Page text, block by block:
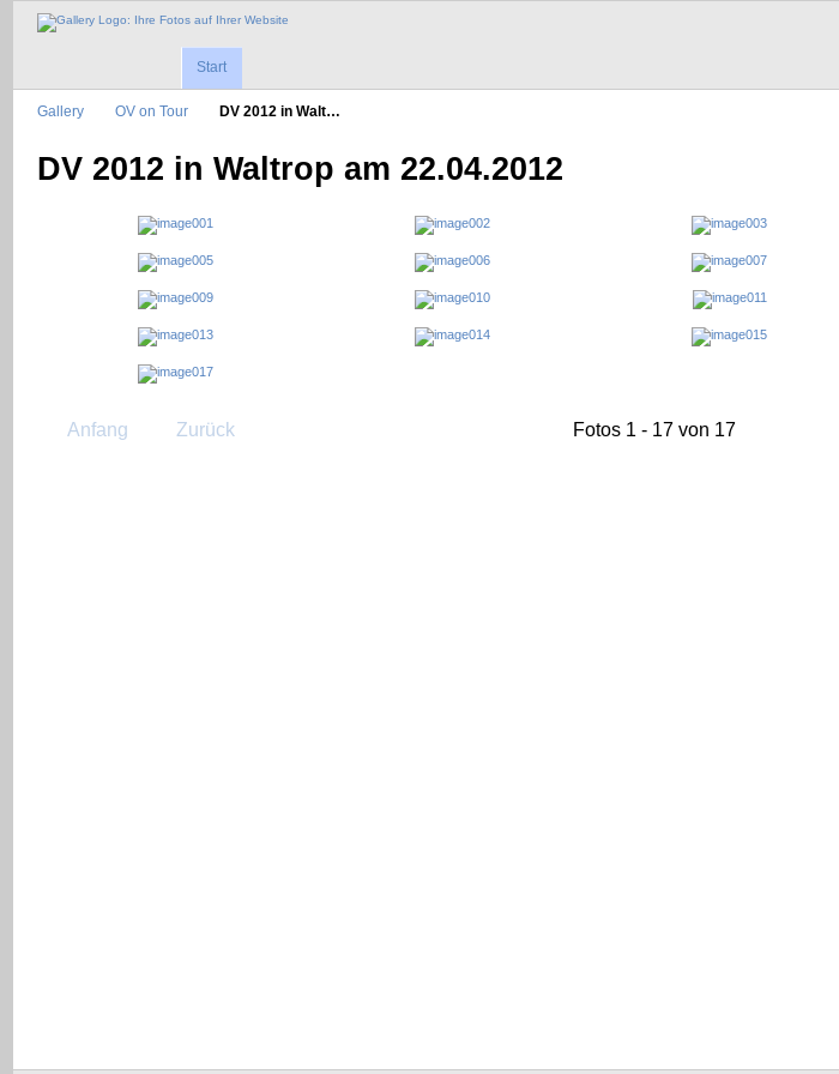
Start
Gallery OV on Tour DV 2012 in Walt…
DV 2012 in Waltrop am 22.04.2012
Anfang Zurück Fotos 1 - 17 von 17